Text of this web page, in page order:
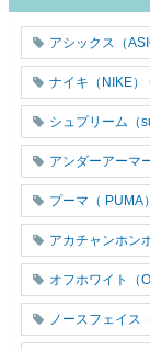
アシックス（
ナイキ（NIKE）
シュプリーム（
アンダーアーマ
プーマ（ PUMA）
アカチャンホン
オフホワイト（
ノースフェイス